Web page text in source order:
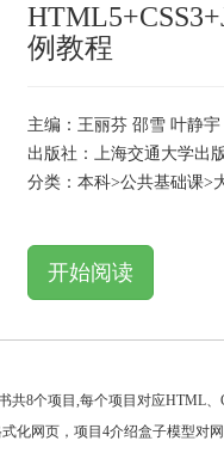
例教程
主编：王丽芬 邵雪 叶静宇
出版社：上海交通大学出
分类：本科>公共基础课>
开始阅读
共8个项目,每个项目对应HTML
化网页，项目4介绍盒子模型